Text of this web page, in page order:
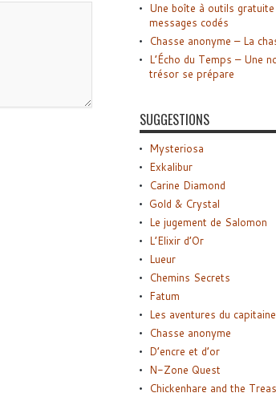
Une boîte à outils
messages codés
Chasse anonyme – La
L’Écho du Temps – Une
trésor se prépare
SUGGESTIONS
Mysteriosa
Exkalibur
Carine Diamond
Gold & Crystal
Le jugement de Salomon
L’Elixir d’Or
Lueur
Chemins Secrets
Fatum
Les aventures du
Chasse anonyme
D’encre et d’or
N-Zone Quest
Chickenhare and the